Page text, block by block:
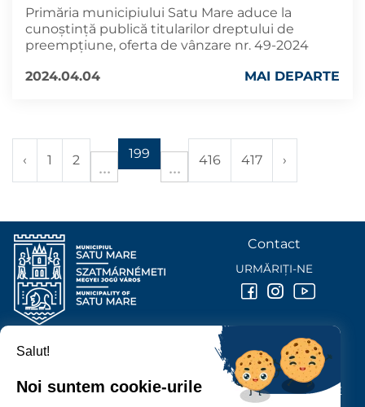
Primăria municipiului Satu Mare aduce la
cunoștință publică titularilor dreptului de
preempțiune, oferta de vânzare nr. 49-2024
2024.04.04
MAI DEPARTE
‹ 1 2 199 416 417 ›
PRIMĂRIA MUNICIPIULUI
P-ȚA 25 OCTOMBRIE, NR. 1 CORP M, 440026 SATU MARE
Contact
URMĂRIȚI-NE
Salut!
Noi suntem cookie-urile